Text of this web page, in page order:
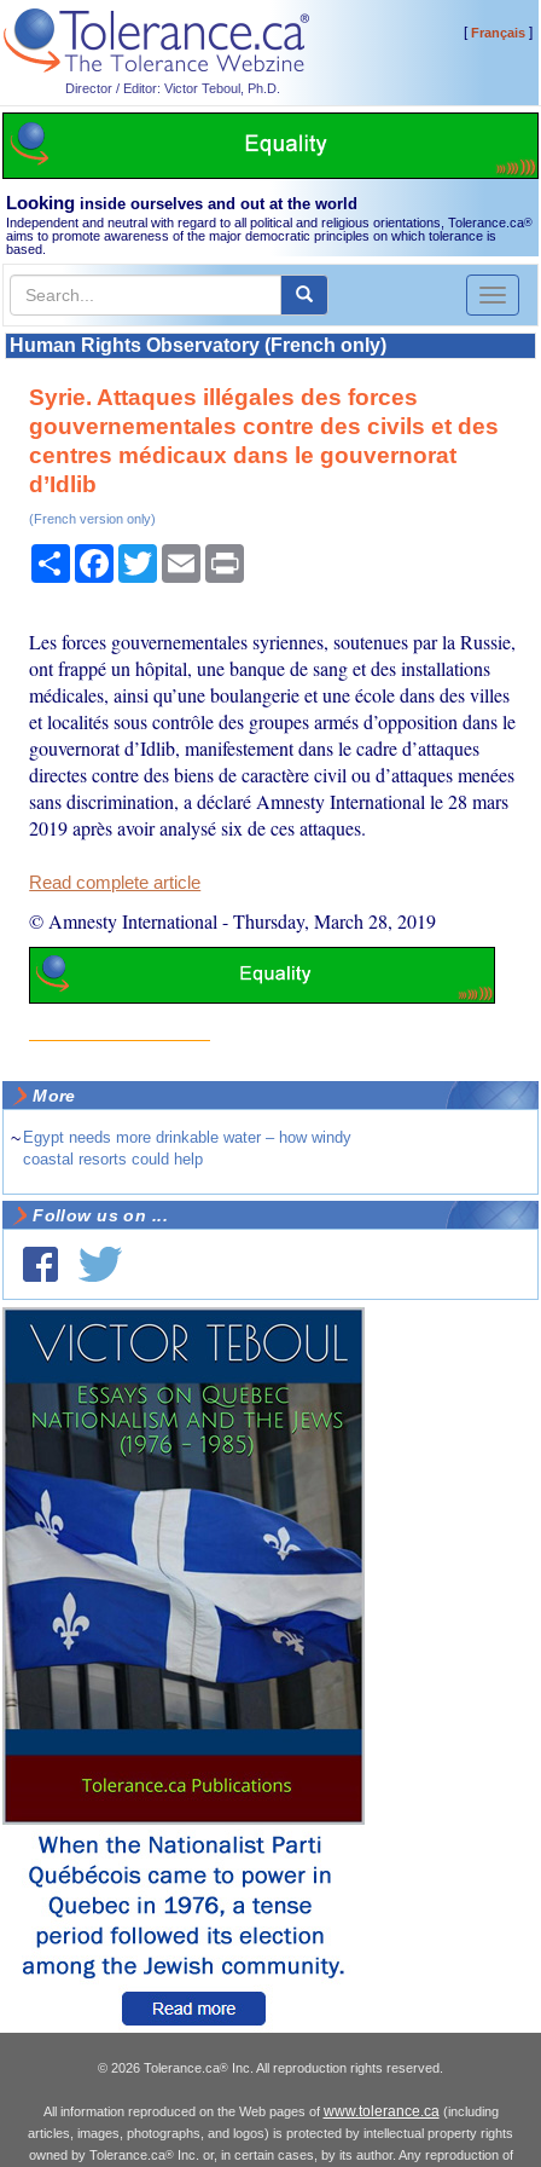
Director / Editor: Victor Teboul, Ph.D.
[Français]
Looking inside ourselves and out at the world
Independent and neutral with regard to all political and religious orientations, Tolerance.ca®
aims to promote awareness of the major democratic principles on which tolerance is
based.
Toggle
Human Rights Observatory (French only)
Syrie. Attaques illégales des forces
gouvernementales contre des civils et des
centres médicaux dans le gouvernorat
d’Idlib
(French version only)
Share Facebook
TwitterEmail
Les forces gouvernementales syriennes, soutenues par la Russie,
ont frappé un hôpital, une banque de sang et des installations
médicales, ainsi qu’une boulangerie et une école dans des villes
et localités sous contrôle des groupes armés d’opposition dans le
gouvernorat d’Idlib, manifestement dans le cadre d’attaques
directes contre des biens de caractère civil ou d’attaques menées
sans discrimination, a déclaré Amnesty International le 28 mars
2019 après avoir analysé six de ces attaques.
Read complete article
© Amnesty International -Thursday, March 28, 2019
More
~ Egypt needs more drinkable water – how windy
coastal resorts could help
Follow us on ...
© 2026 Tolerance.ca® Inc. All reproduction rights reserved.
All information reproduced on the Web pages of www.tolerance.ca(including
articles, images, photographs, and logos) is protected by intellectual property rights
owned by Tolerance.ca®Inc. or, in certain cases, by its author. Any reproduction of